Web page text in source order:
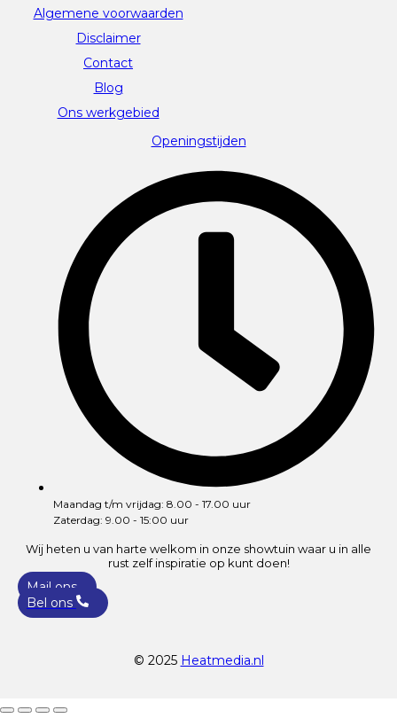
Algemene voorwaarden
Disclaimer
Contact
Blog
Ons werkgebied
Openingstijden
Maandag t/m vrijdag: 8.00 - 17.00 uur
Zaterdag: 9.00 - 15:00 uur
Wij heten u van harte welkom in onze showtuin waar u in alle
rust zelf inspiratie op kunt doen!
Mail ons
Bel ons
© 2025 Heatmedia.nl